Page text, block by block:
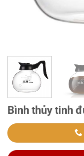
Bình thủy tinh